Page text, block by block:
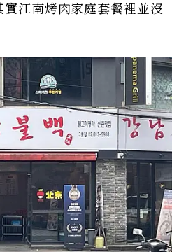
江南烤肉家庭套餐裡並沒